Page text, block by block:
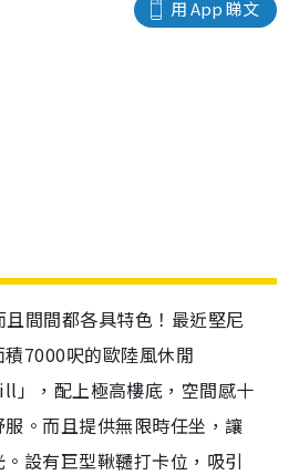
用 App 睇文
間間都各具特色！最近堅尼
7000呎的歐陸風休閒
」，配上極高樓底，空間感十
。而且提供無限時任坐，讓
設有巨型鞦韆打卡位，吸引